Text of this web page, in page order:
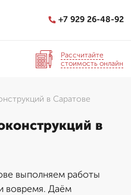
+7 929 26-48-92
Рассчитайте
стоимость онлайн
в Саратове
в
выполняем работы
вовремя. Даём